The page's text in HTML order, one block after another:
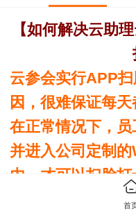
【如何解决云助
云参会实行APP
因，很难保证每天
在正常情况下，员
并进入公司定制的
内，才可以扫脸
司，不在感应范 首